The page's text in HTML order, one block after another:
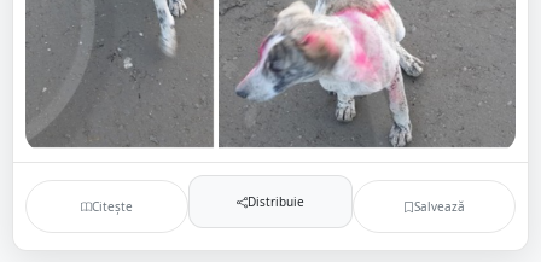
Citește Distribuie Salvează